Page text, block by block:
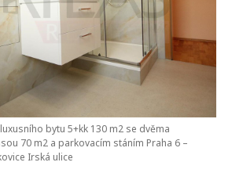
bytu 5+kk 130 m2 se dvěma
70 m2 a parkovacím stáním Praha 6 –
Irská ulice